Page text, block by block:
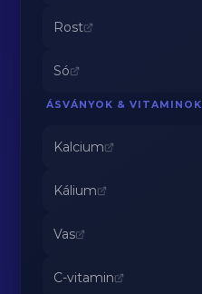
Rost
Só
ÁSVÁNYOK & VITAMINOK
Kalcium
Kálium
Vas
C-vitamin